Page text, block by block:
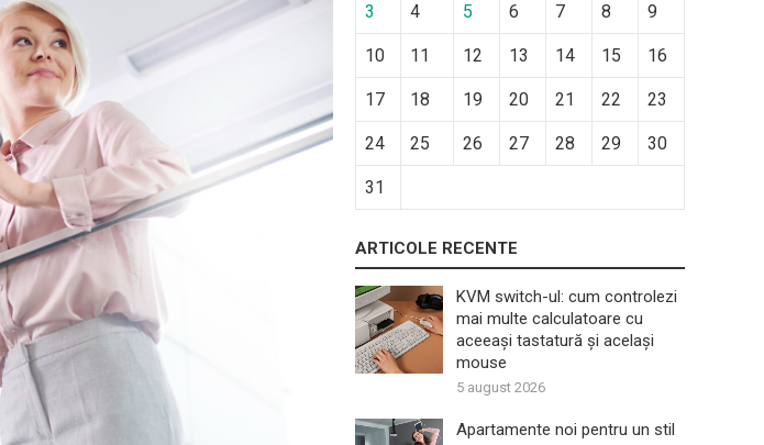
3 4 5 6 7 8 9
10 11 12 13 14 15 16
17 18 19 20 21 22 23
24 25 26 27 28 29 30
31
ARTICOLE RECENTE
KVM switch-ul: cum controlezi
mai multe calculatoare cu
aceeași tastatură și același
mouse
5 august 2026
Apartamente noi pentru un stil